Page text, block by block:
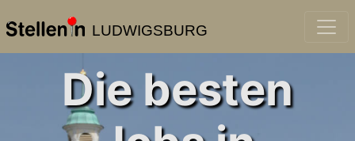
LUDWIGSBURG
Die besten